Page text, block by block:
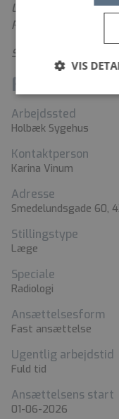
Læs mere om
Roskilde
Se video om
Fakta
Arbejdssted
Holbæk Sygehus
Kontaktperson
Karina Vinum
Adresse
Smedelundsgade 60,
Stillingstype
Læge
Speciale
Radiologi
Ansættelsesform
Fast ansættelse
Ugentlig arbejdstid
Fuld tid
Ansættelsens start
01-06-2026
VIS